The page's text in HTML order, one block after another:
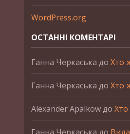
WordPress.org
ОСТАННІ КОМЕНТАРІ
Ганна Черкаська до Хто
Ганна Черкаська до Хто
Alexander Apalkowдо Хто